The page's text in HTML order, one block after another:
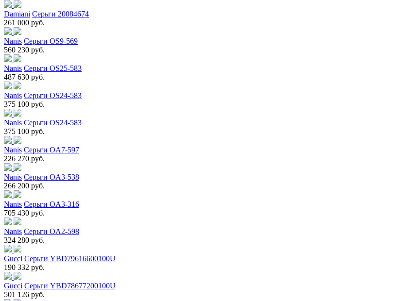
Damiani Серьги 20084674
261 000 руб.
Nanis Серьги OS9-569
560 230 руб.
Nanis Серьги OS25-583
487 630 руб.
Nanis Серьги OS24-583
375 100 руб.
Nanis Серьги OS24-583
375 100 руб.
Nanis Серьги OA7-597
226 270 руб.
Nanis Серьги OA3-538
266 200 руб.
Nanis Серьги OA3-316
705 430 руб.
Nanis Серьги OA2-598
324 280 руб.
Gucci Серьги YBD79616600100U
190 332 руб.
Gucci Серьги YBD78677200100U
501 126 руб.